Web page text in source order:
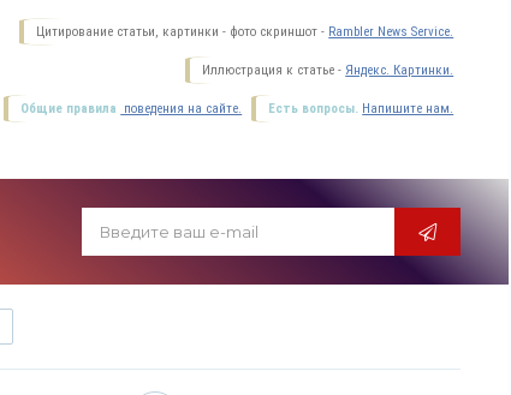
Цитирование статьи, картинки - фото скриншот - Rambler News Service.
Иллюстрация к статье - Яндекс. Картинки.
Есть вопросы. Напишите нам.
Общие правила поведения на сайте.